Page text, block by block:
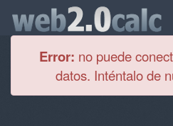
Error: no puede
datos. Inténtalo de